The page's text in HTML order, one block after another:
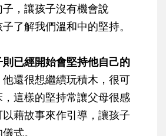
，讓孩子沒有機會說
子了解我們溫和中的堅持。
已經開始會堅持他自己的
還很想繼續玩積木，很可
這樣的堅持常讓父母很感
藉故事來作引導，讓孩子
式。